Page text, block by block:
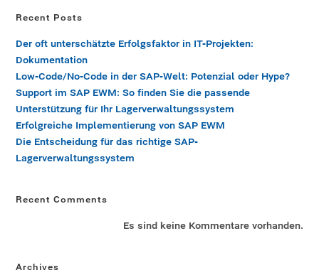
Recent Posts
Der oft unterschätzte Erfolgsfaktor in IT-Projekten:
Dokumentation
Low-Code/No-Code in der SAP-Welt: Potenzial oder Hype?
Support im SAP EWM: So finden Sie die passende
Unterstützung für Ihr Lagerverwaltungssystem
Erfolgreiche Implementierung von SAP EWM
Die Entscheidung für das richtige SAP-
Lagerverwaltungssystem
Recent Comments
Es sind keine Kommentare vorhanden.
Archives